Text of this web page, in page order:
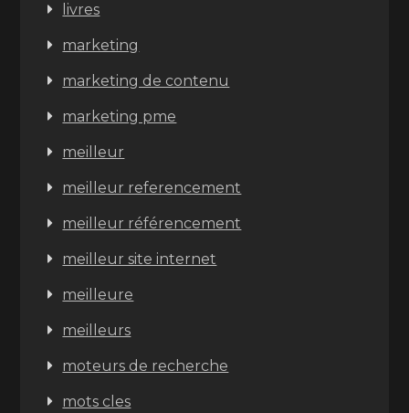
livres
marketing
marketing de contenu
marketing pme
meilleur
meilleur referencement
meilleur référencement
meilleur site internet
meilleure
meilleurs
moteurs de recherche
mots cles